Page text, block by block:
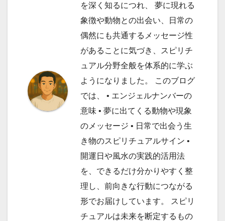
を深く知るにつれ、 夢に現れる
象徴や動物との出会い、日常の
偶然にも共通するメッセージ性
があることに気づき、スピリチ
ュアル分野全般を体系的に学ぶ
ようになりました。 このブログ
では、 • エンジェルナンバーの
意味 • 夢に出てくる動物や現象
のメッセージ • 日常で出会う生
き物のスピリチュアルサイン •
開運日や風水の実践的活用法
を、できるだけ分かりやすく整
理し、前向きな行動につながる
形でお届けしています。 スピリ
チュアルは未来を断定するもの